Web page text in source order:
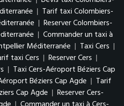
| Tarif taxi Colombiers-
| Reserver Colombiers-
| Commander un taxi à
Méditerranée | Taxi Cers |
taxi Cers | Reserver Cers |
| Taxi Cers-Aéroport Béziers Cap
Béziers Cap Agde | Tarif
Cap Agde | Reserver Cers-